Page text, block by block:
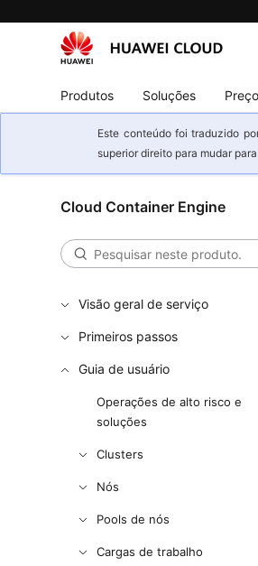
Produtos Soluções
Este conteúdo foi traduzido
superior direito para mudar
Cloud Container Engine
Visão geral de serviço
Primeiros passos
Guia de usuário
Operações de alto risco e
soluções
Clusters
Nós
Pools de nós
Cargas de trabalho